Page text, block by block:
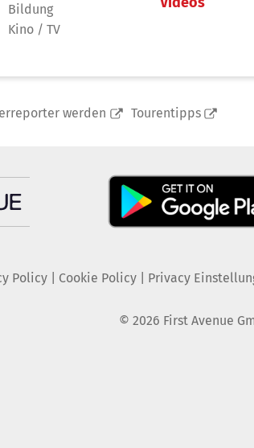
Bildung
Kino / TV
werden Tourentipps
Policy| Cookie Policy| Privacy
© 2026 First Avenue